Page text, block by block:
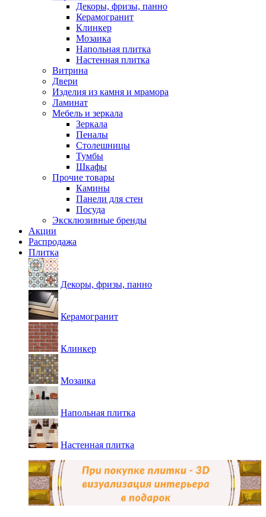
Декоры, фризы, панно
Керамогранит
Клинкер
Мозаика
Напольная плитка
Настенная плитка
Витрина
Двери
Изделия из камня и мрамора
Ламинат
Мебель и зеркала
Зеркала
Пеналы
Столешницы
Тумбы
Шкафы
Прочие товары
Камины
Панели для стен
Посуда
Эксклюзивные бренды
Акции
Распродажа
Плитка
Декоры, фризы, панно
Керамогранит
Клинкер
Мозаика
Напольная плитка
Настенная плитка